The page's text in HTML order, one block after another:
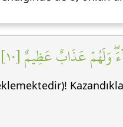
وَلَهُمۡ عَذَابٌ عَظِيمٌ [١٠]